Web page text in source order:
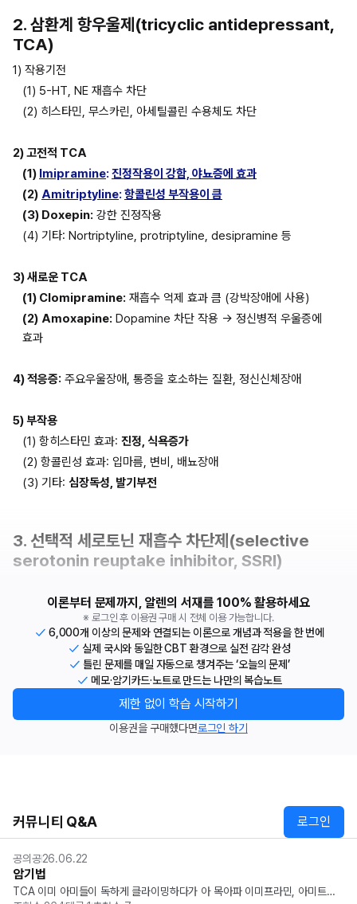
2. 삼환계 항우울제(tricyclic antidepressant,
TCA)
1) 작용기전
(1) 5-HT, NE 재흡수 차단
(2) 히스타민, 무스카린, 아세틸콜린 수용체도 차단
2) 고전적 TCA
(1) Imipramine: 진정작용이 강함, 야뇨증에 효과
(2) Amitriptyline: 항콜린성 부작용이 큼
(3) Doxepin: 강한 진정작용
(4) 기타: Nortriptyline, protriptyline, desipramine 등
3) 새로운 TCA
(1) Clomipramine: 재흡수 억제 효과 큼 (강박장애에 사용)
(2) Amoxapine: Dopamine 차단 작용 → 정신병적 우울증에
효과
4) 적응증: 주요우울장애, 통증을 호소하는 질환, 정신신체장애
5) 부작용
(1) 항히스타민 효과: 진정, 식욕증가
(2) 항콜린성 효과: 입마름, 변비, 배뇨장애
(3) 기타: 심장독성, 발기부전
3. 선택적 세로토닌 재흡수 차단제(selective
serotonin reuptake inhibitor, SSRI)
이론부터 문제까지, 알렌의 서재를 100% 활용하세요
※ 로그인 후 이용권 구매 시 전체 이용 가능합니다.
6,000개 이상의 문제와 연결되는 이론으로 개념과 적용을 한 번에
실제 국시와 동일한 CBT 환경으로 실전 감각 완성
틀린 문제를 매일 자동으로 챙겨주는 ‘오늘의 문제’
메모·암기카드·노트로 만드는 나만의 복습노트
제한 없이 학습 시작하기
이용권을 구매했다면로그인 하기
커뮤니티 Q&A 로그인
공의공26.06.22
암기법
TCA 이미 아미들이 독하게 클라이밍하다가 아 목아파 이미프라민, 아미트립